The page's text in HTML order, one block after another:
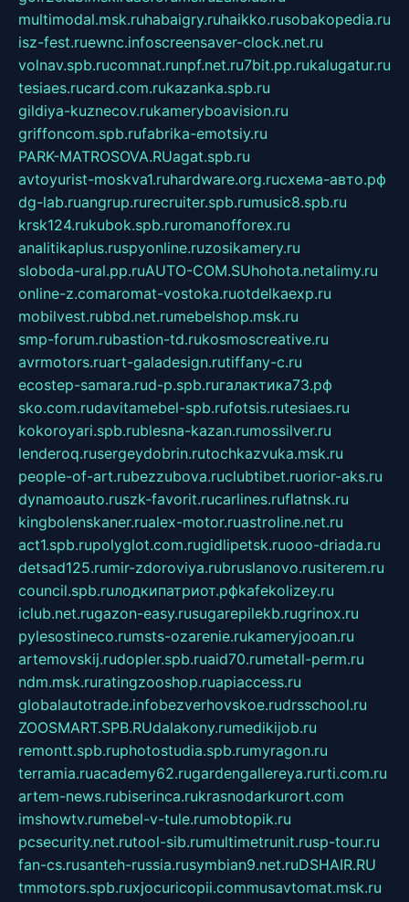
multimodal.msk.ruhabaigry.ruhaikko.rusobakopedia.ru
isz-fest.ruewnc.infoscreensaver-clock.net.ru
volnav.spb.rucomnat.runpf.net.ru7bit.pp.rukalugatur.ru
tesiaes.rucard.com.rukazanka.spb.ru
gildiya-kuznecov.rukameryboavision.ru
griffoncom.spb.rufabrika-emotsiy.ru
PARK-MATROSOVA.RUagat.spb.ru
avtoyurist-moskva1.ruhardware.org.ruсхема-авто.рф
dg-lab.ruangrup.rurecruiter.spb.rumusic8.spb.ru
krsk124.rukubok.spb.ruromanofforex.ru
analitikaplus.ruspyonline.ruzosikamery.ru
sloboda-ural.pp.ruAUTO-COM.SUhohota.netalimy.ru
online-z.comaromat-vostoka.ruotdelkaexp.ru
mobilvest.rubbd.net.rumebelshop.msk.ru
smp-forum.rubastion-td.rukosmoscreative.ru
avrmotors.ruart-galadesign.rutiffany-c.ru
ecostep-samara.rud-p.spb.ruгалактика73.рф
sko.com.rudavitamebel-spb.rufotsis.rutesiaes.ru
kokoroyari.spb.rublesna-kazan.rumossilver.ru
lenderoq.rusergeydobrin.rutochkazvuka.msk.ru
people-of-art.rubezzubova.ruclubtibet.ruorior-aks.ru
dynamoauto.ruszk-favorit.rucarlines.ruflatnsk.ru
kingbolenskaner.rualex-motor.ruastroline.net.ru
act1.spb.rupolyglot.com.rugidlipetsk.ruooo-driada.ru
detsad125.rumir-zdoroviya.rubruslanovo.rusiterem.ru
council.spb.ruлодкипатриот.рфkafekolizey.ru
iclub.net.rugazon-easy.rusugarepilekb.rugrinox.ru
pylesostineco.rumsts-ozarenie.rukameryjooan.ru
artemovskij.rudopler.spb.ruaid70.rumetall-perm.ru
ndm.msk.ruratingzooshop.ruapiaccess.ru
globalautotrade.infobezverhovskoe.rudrsschool.ru
ZOOSMART.SPB.RUdalakony.rumedikijob.ru
remontt.spb.ruphotostudia.spb.rumyragon.ru
terramia.ruacademy62.rugardengallereya.rurti.com.ru
artem-news.rubiserinca.rukrasnodarkurort.com
imshowtv.rumebel-v-tule.rumobtopik.ru
pcsecurity.net.rutool-sib.rumultimetrunit.rusp-tour.ru
fan-cs.rusanteh-russia.rusymbian9.net.ruDSHAIR.RU
tmmotors.spb.ruxjocuricopii.commusavtomat.msk.ru